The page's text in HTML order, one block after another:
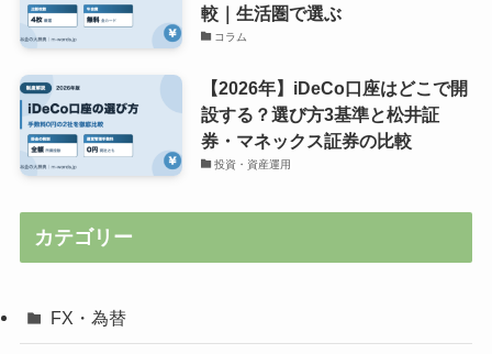
較｜生活圏で選ぶ
コラム
【2026年】iDeCo口座はどこで開
設する？選び方3基準と松井証
券・マネックス証券の比較
投資・資産運用
カテゴリー
FX・為替